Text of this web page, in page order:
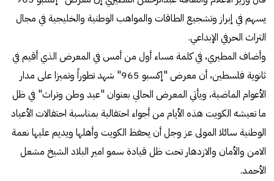
يسهم في إبراز وتشجيع الطاقات والمواهب الوطنية والخليجية في مجال
التراث الحرفي الإبداعي.
وأضاف المطيري، في كلمة مساء أول من أمس في المعرض الذي أقيم في
ثانوية فلسطين، أن معرض "إكسبو 965" شهد تطوراً وتميزا على مدار
الأعوام الماضية، ويأتي المعرض الحالي بعنوان "عيد وطن وتراث" في ظل
ما تعيشه الكويت هذه الأيام من أجواء احتفالية بمناسبة احتفالات الأعياد
الوطنية سائلا المولى عز وجل أن يحفظ الكويت وأهلها ويديم عليها نعمة
الامن والأمان والازدهار تحت ظل قيادة سمو امير البلاد الشيخ مشعل
الأحمد.